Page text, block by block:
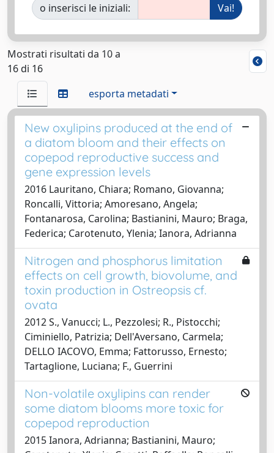
o inserisci le iniziali:
Mostrati risultati da 10 a
16 di 16
esporta metadati
New oxylipins produced at the end of
a diatom bloom and their effects on
copepod reproductive success and
gene expression levels
2016 Lauritano, Chiara; Romano, Giovanna;
Roncalli, Vittoria; Amoresano, Angela;
Fontanarosa, Carolina; Bastianini, Mauro; Braga,
Federica; Carotenuto, Ylenia; Ianora, Adrianna
Nitrogen and phosphorus limitation
effects on cell growth, biovolume, and
toxin production in Ostreopsis cf.
ovata
2012 S., Vanucci; L., Pezzolesi; R., Pistocchi;
Ciminiello, Patrizia; Dell'Aversano, Carmela;
DELLO IACOVO, Emma; Fattorusso, Ernesto;
Tartaglione, Luciana; F., Guerrini
Non-volatile oxylipins can render
some diatom blooms more toxic for
copepod reproduction
2015 Ianora, Adrianna; Bastianini, Mauro;